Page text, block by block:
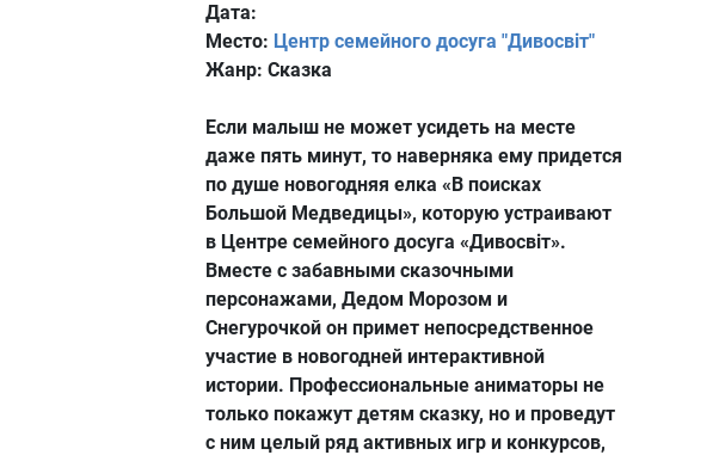
Дата:
Место: Центр семейного досуга "Дивосвіт"
Жанр: Сказка
Если малыш не может усидеть на месте
даже пять минут, то наверняка ему придется
по душе новогодняя елка «В поисках
Большой Медведицы», которую устраивают
в Центре семейного досуга «Дивосвіт».
Вместе с забавными сказочными
персонажами, Дедом Морозом и
Снегурочкой он примет непосредственное
участие в новогодней интерактивной
истории. Профессиональные аниматоры не
только покажут детям сказку, но и проведут
с ним целый ряд активных игр и конкурсов,